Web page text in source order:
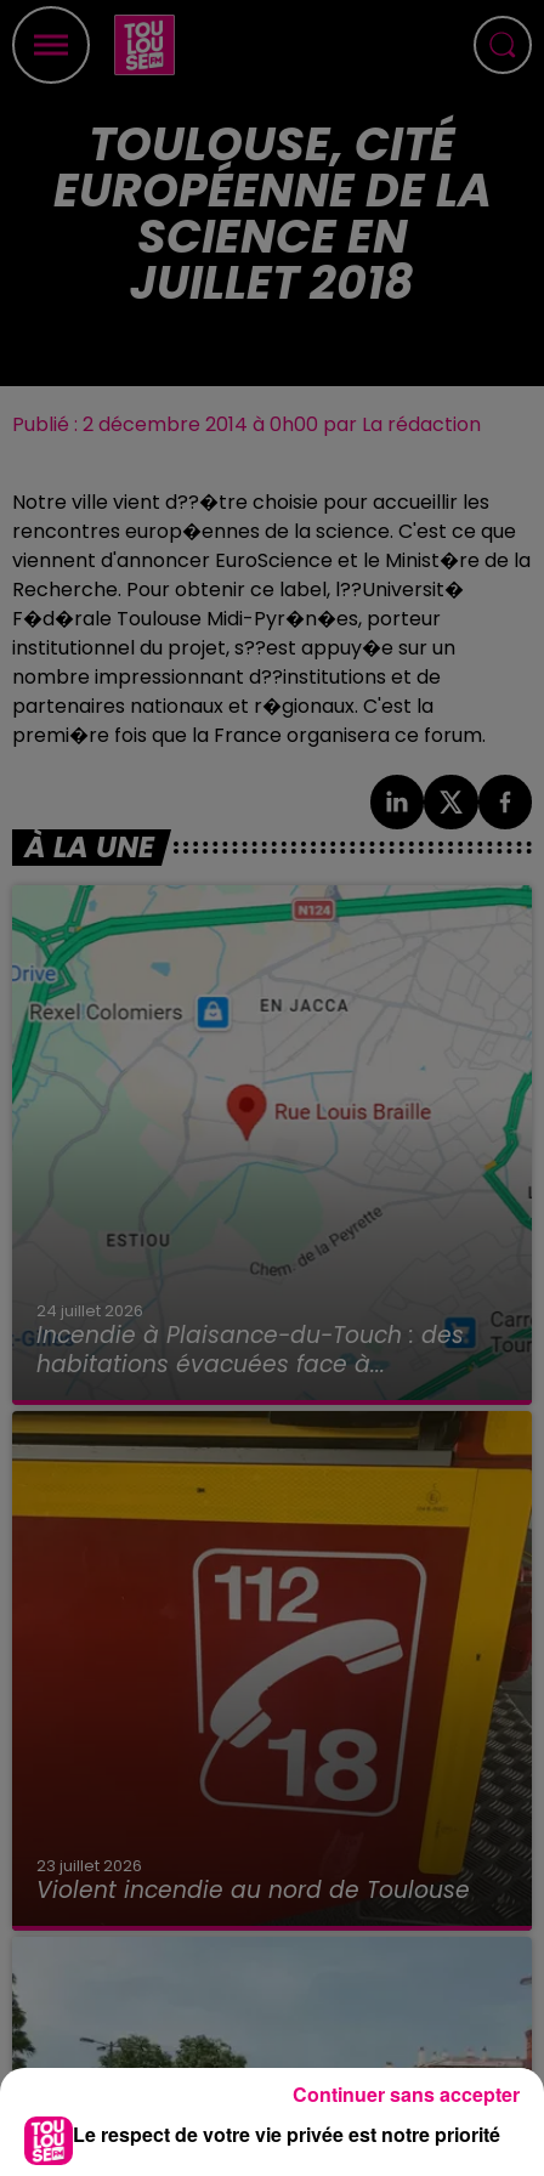
TOULOUSE, CITÉ
EUROPÉENNE DE LA
SCIENCE EN
JUILLET 2018
Publié : 2 décembre 2014 à 0h00 par La rédaction
Notre ville vient d??�tre choisie pour accueillir les
rencontres europ�ennes de la science. C'est ce que
viennent d'annoncer EuroScience et le Minist�re de la
Recherche. Pour obtenir ce label, l??Universit�
F�d�rale Toulouse Midi-Pyr�n�es, porteur
institutionnel du projet, s??est appuy�e sur un
nombre impressionnant d??institutions et de
partenaires nationaux et r�gionaux. C'est la
premi�re fois que la France organisera ce forum.
À LA UNE
24 juillet 2026
Incendie à Plaisance-du-Touch : des
habitations évacuées face à...
23 juillet 2026
Violent incendie au nord de Toulouse
Le respect de votre vie privée est notre priorité
Continuer sans accepter